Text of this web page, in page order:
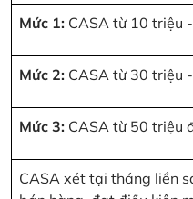
Mức 1: CASA từ 10 triệu
Mức 2: CASA từ 30 triệu
Mức 3: CASA từ 50 triệu
CASA xét tại tháng liền